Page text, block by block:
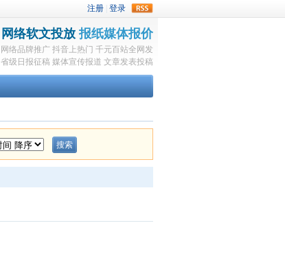
网络软文投放 报纸媒体报价
网络品牌推广 抖音上热门 千元百站全网发
省级日报征稿 媒体宣传报道 文章发表投稿